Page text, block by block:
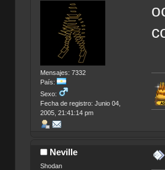
Mensajes: 7332
País:
Sexo:
Fecha de registro: Junio 04,
2005, 21:41:14 pm
Neville
Shodan